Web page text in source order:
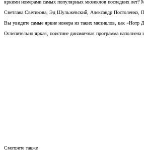
яркими номерами самых популярных мюзиклов последних
Светлана Светикова, Эд Шульжевский, Александр Постоленко,
Вы увидите самые яркие номера из таких мюзиклов, как
Ослепительно яркая, поистине динамичная программа
Смотрите также